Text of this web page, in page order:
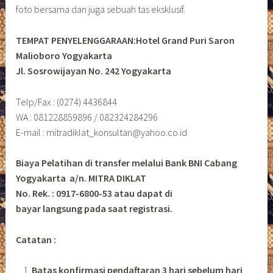
foto bersama dan juga sebuah tas eksklusif.
TEMPAT PENYELENGGARAAN:Hotel Grand Puri Saron
Malioboro Yogyakarta
Jl. Sosrowijayan No. 242 Yogyakarta
Telp/Fax : (0274) 4436844
WA : 081228859896 / 082324284296
E-mail : mitradiklat_konsultan@yahoo.co.id
Biaya Pelatihan di transfer melalui Bank BNI Cabang
Yogyakarta a/n. MITRA DIKLAT
No. Rek. : 0917-6800-53 atau dapat di
bayar langsung pada saat registrasi.
Catatan :
Batas konfirmasi pendaftaran 3 hari sebelum hari